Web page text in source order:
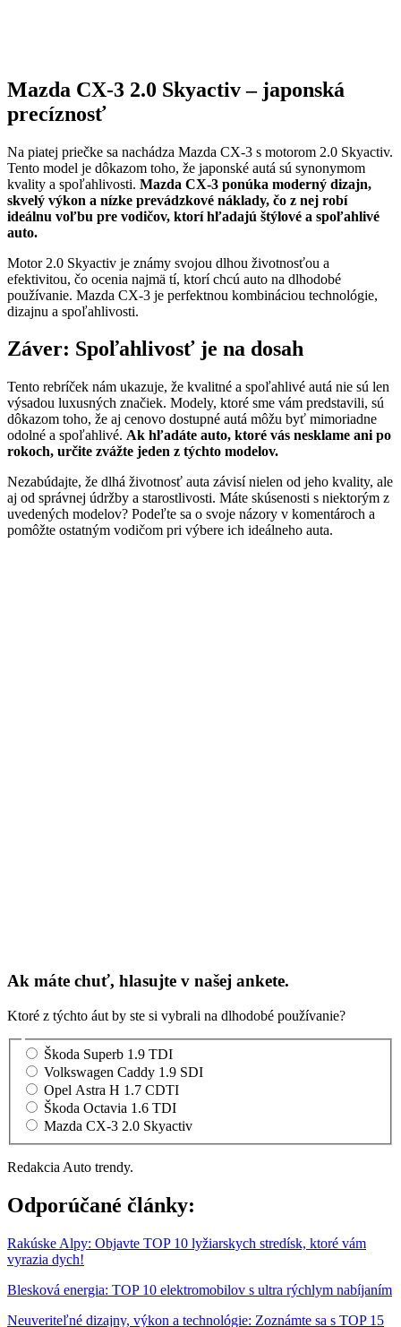
Mazda CX-3 2.0 Skyactiv – japonská
precíznosť
Na piatej priečke sa nachádza Mazda CX-3 s motorom 2.0 Skyactiv.
Tento model je dôkazom toho, že japonské autá sú synonymom
kvality a spoľahlivosti. Mazda CX-3 ponúka moderný dizajn,
skvelý výkon a nízke prevádzkové náklady, čo z nej robí
ideálnu voľbu pre vodičov, ktorí hľadajú štýlové a spoľahlivé
auto.
Motor 2.0 Skyactiv je známy svojou dlhou životnosťou a
efektivitou, čo ocenia najmä tí, ktorí chcú auto na dlhodobé
používanie. Mazda CX-3 je perfektnou kombináciou technológie,
dizajnu a spoľahlivosti.
Záver: Spoľahlivosť je na dosah
Tento rebríček nám ukazuje, že kvalitné a spoľahlivé autá nie sú len
výsadou luxusných značiek. Modely, ktoré sme vám predstavili, sú
dôkazom toho, že aj cenovo dostupné autá môžu byť mimoriadne
odolné a spoľahlivé. Ak hľadáte auto, ktoré vás nesklame ani po
rokoch, určite zvážte jeden z týchto modelov.
Nezabúdajte, že dlhá životnosť auta závisí nielen od jeho kvality, ale
aj od správnej údržby a starostlivosti. Máte skúsenosti s niektorým z
uvedených modelov? Podeľte sa o svoje názory v komentároch a
pomôžte ostatným vodičom pri výbere ich ideálneho auta.
Ak máte chuť, hlasujte v našej ankete.
Ktoré z týchto áut by ste si vybrali na dlhodobé používanie?
Škoda Superb 1.9 TDI
Volkswagen Caddy 1.9 SDI
Opel Astra H 1.7 CDTI
Škoda Octavia 1.6 TDI
Mazda CX-3 2.0 Skyactiv
Redakcia Auto trendy.
Odporúčané články:
Rakúske Alpy: Objavte TOP 10 lyžiarskych stredísk, ktoré vám
vyrazia dych!
Blesková energia: TOP 10 elektromobilov s ultra rýchlym nabíjaním
Neuveriteľné dizajny, výkon a technológie: Zoznámte sa s TOP 15